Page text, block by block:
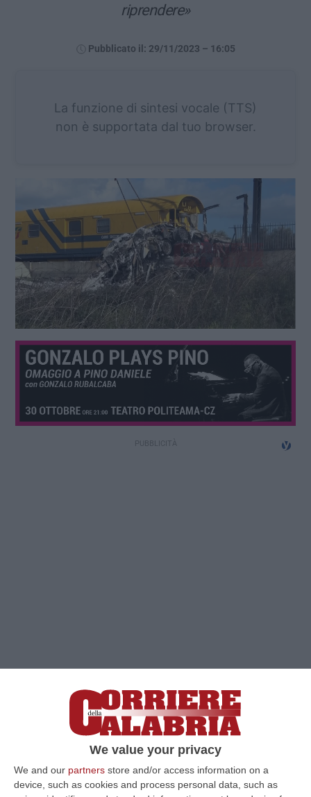
We value your privacy
We and our partners store and/or access information on a
device, such as cookies and process personal data, such as
riprendere»
Pubblicato il: 29/11/2023 – 16:05
La funzione di sintesi vocale (TTS)
non è supportata dal tuo browser.
Clicca e segui “Corriere della Calabria” su Google News
CORIGLIANO ROSSANO«Non abbiamo visto